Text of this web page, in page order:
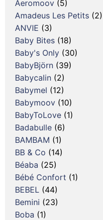
Aeromoov (5)
Amadeus Les Petits (2)
ANVIE (3)
Baby Bites (18)
Baby's Only (30)
BabyBjörn (39)
Babycalin (2)
Babymel (12)
Babymoov (10)
BabyToLove (1)
Badabulle (6)
BAMBAM (1)
BB & Co (14)
Béaba (25)
Bébé Confort (1)
BEBEL (44)
Bemini (23)
Boba (1)